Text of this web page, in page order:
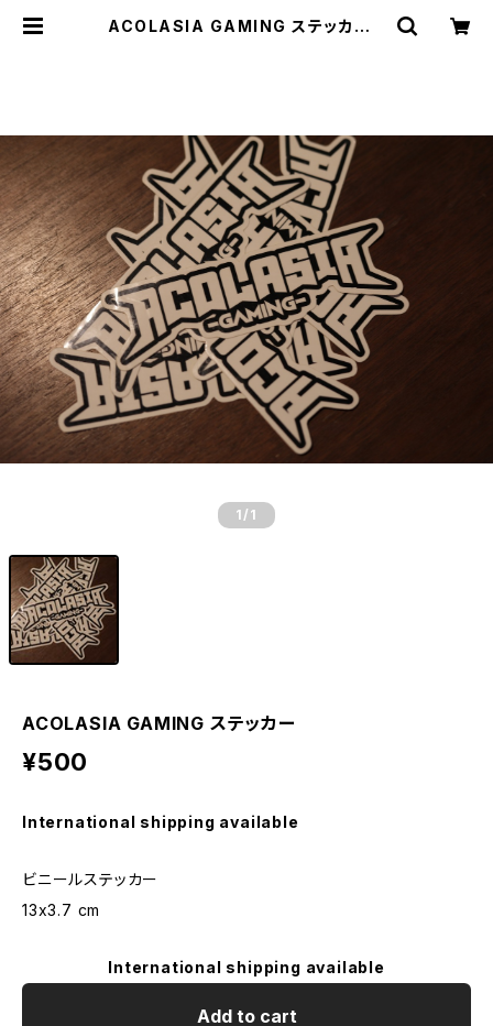
ACOLASIA GAMING ステッカー |
1 /1
ACOLASIA GAMING ステッカー
¥500
International shipping available
ビニールステッカー
13x3.7 cm
International shipping available
Add to cart